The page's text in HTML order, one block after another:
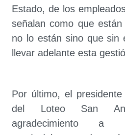
Estado, de los
señalan como que
no lo están sino que sin
llevar adelante esta
Por último, el presidente
del Loteo San
agradecimiento a